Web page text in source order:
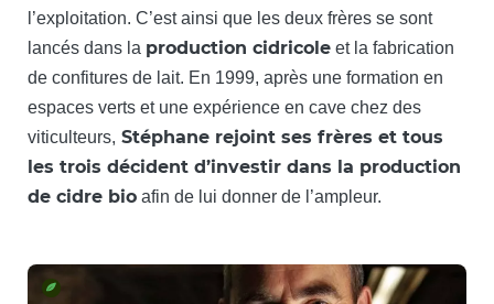
l’exploitation. C’est ainsi que les deux frères se sont
lancés dans la production cidricole et la fabrication
de confitures de lait. En 1999, après une formation en
espaces verts et une expérience en cave chez des
viticulteurs, Stéphane rejoint ses frères et tous
les trois décident d’investir dans la production
de cidre bio afin de lui donner de l’ampleur.